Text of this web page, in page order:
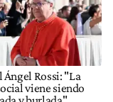
Ángel Rossi: "La
viene siendo